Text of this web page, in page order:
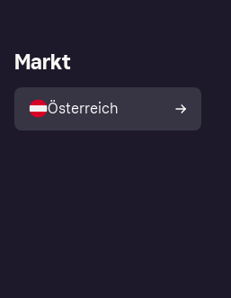
Markt
Österreich